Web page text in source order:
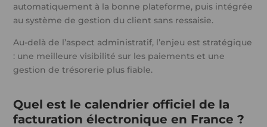
automatiquement à la bonne plateforme, puis intégrée
au système de gestion du client sans ressaisie.
Au-delà de l’aspect administratif, l’enjeu est stratégique
: une meilleure visibilité sur les paiements et une
gestion de trésorerie plus fiable.
Quel est le calendrier officiel de la
facturation électronique en France ?